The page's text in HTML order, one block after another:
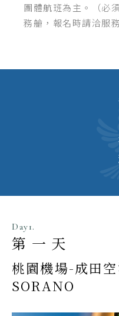
團體航班為主。（必
務艙，報名時請洽服務
Day1.
第一天
桃園機場-成田
SORANO